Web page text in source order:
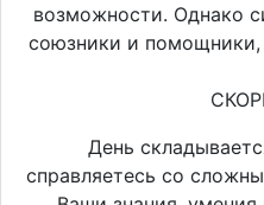
возможности. Однако
союзники и помощники,
День
справляетесь со